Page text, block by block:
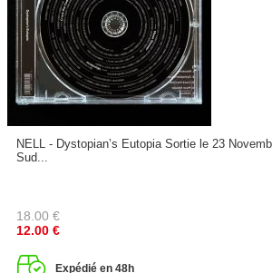
NELL - Dystopian’s Eutopia Sortie le 23
Sud...
18.00 €
12.00 €
Expédié en 48h